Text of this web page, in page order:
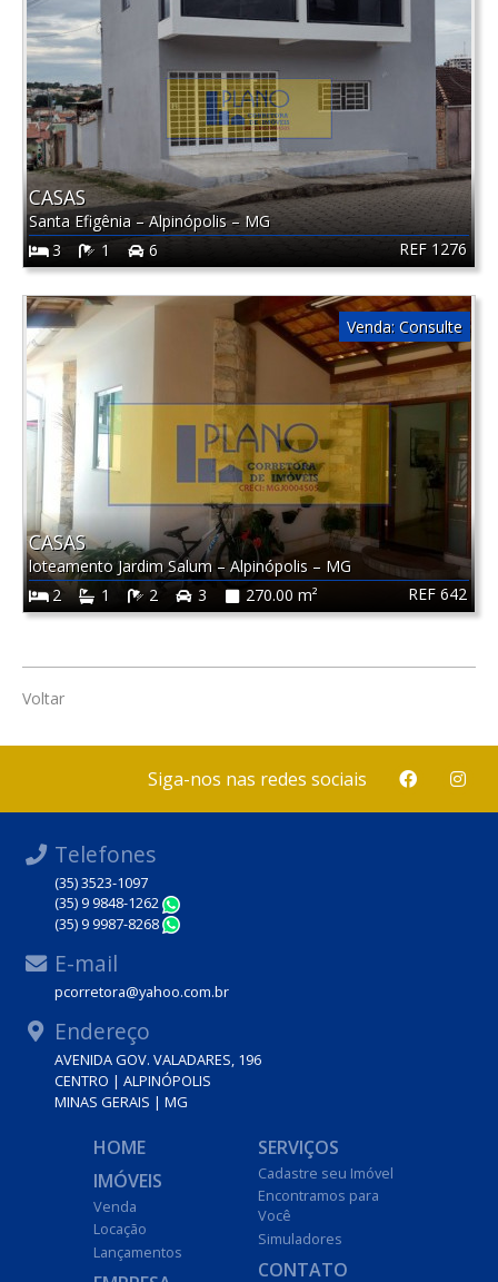
REF 1276
CASAS
Santa Efigênia –Alpinópolis–MG
3
1 6
REF 642
CASAS
loteamento Jardim Salum–Alpinópolis – MG
2
1 2 3 270.00 m²
Venda: Consulte
Voltar
Siga-nos nas redes sociais
Telefones
(35) 3523-1097
(35) 9 9848-1262
(35) 9 9987-8268
E-mail
pcorretora@yahoo.com.br
Endereço
AVENIDA GOV. VALADARES, 196
CENTRO | ALPINÓPOLIS
MINAS GERAIS | MG
HOME
IMÓVEIS
Venda
Locação
Lançamentos
SERVIÇOS
Cadastre seu Imóvel
Encontramos para
Você
Simuladores
CONTATO